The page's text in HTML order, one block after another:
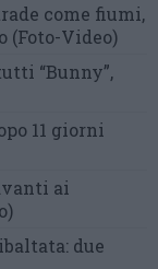
come fiumi,
(Foto-Video)
“Bunny”,
11 giorni
ai
due